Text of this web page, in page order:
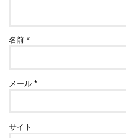
名前*
メール*
サイト